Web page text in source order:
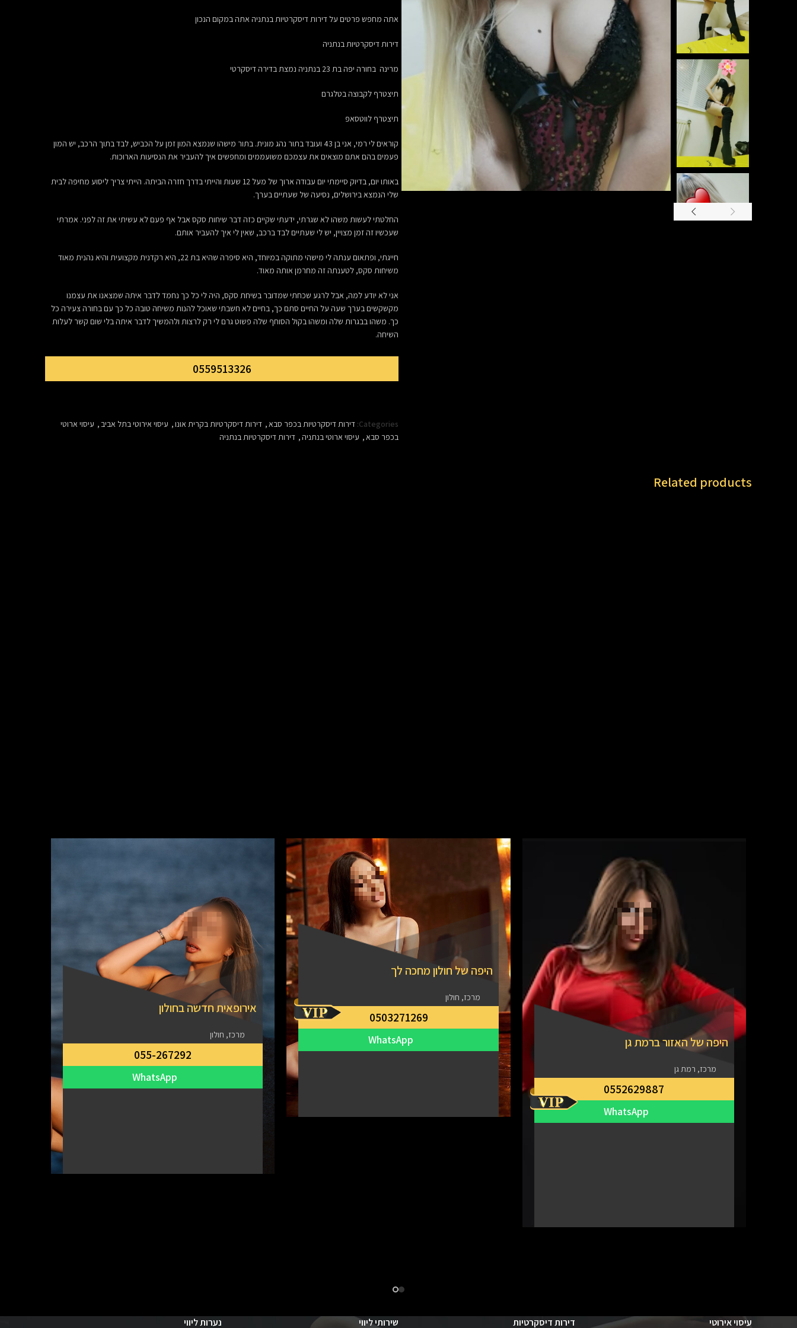
אתה מחפש פרטים על דירות דיסקרטיותבנתניה אתה במקום הנכון
דירות דיסקרטיות בנתניה
מרינה בחורה יפה בת 23 בנתניה נמצת בדירה דיסקרטי
תיצטרף לקבוצה בטלגרם
תיצטרף לווטסאפ
קוראים לי רמי, אני בן 43 ועובד בתור נהג מונית. בתור מישהו שנמצא המון זמן על הכביש, לבד בתוך הרכב, יש המון
פעמים בהם אתם מוצאים את עצמכם משועממים ומחפשים איך להעביר את הנסיעות הארוכות.
באותו יום, בדיוק סיימתי יום עבודה ארוך של מעל 12 שעות והייתי בדרך חזרה הביתה. הייתי צריך ליסוע מחיפה לבית
שלי הנמצא בירושלים, נסיעה של שעתיים בערך.
החלטתי לעשות משהו לא שגרתי, ידעתי שקיים כזה דבר שיחות סקס אבל אף פעם לא עשיתי את זה לפני. אמרתי
שעכשיו זה זמן מצויין, יש לי שעתיים לבד ברכב, שאין לי איך להעביר אותם.
חייגתי, ופתאום ענתה לי מישהי מתוקה במיוחד, היא סיפרה שהיא בת 22, היא רקדנית מקצועית והיא נהנית מאוד
משיחות סקס, לטענתה זה מחרמן אותה מאוד.
אני לא יודע למה, אבל לרגע שכחתי שמדובר בשיחת סקס, היה לי כל כך נחמד לדבר איתה שמצאנו את עצמנו
מקשקשים בערך שעה על החיים סתם כך, בחיים לא חשבתי שאוכל להנות משיחה טובה כל כך עם בחורה צעירה כל
כך. משהו בבגרות שלה ומשהו בקול הסוחף שלה פשוט גרם לי רק לרצות ולהמשיך לדבר איתה בלי שום קשר לעלות
השיחה.
0559513326
Categories: דירות דיסקרטיות בכפר סבא, דירות דיסקרטיות בקרית אונו, עיסוי אירוטי בתל אביב, עיסוי ארוטי
בכפר סבא, עיסוי ארוטי בנתניה, דירות דיסקרטיות בנתניה
Related products
היפה של האזור ברמת גן
מרכז, רמת גן
0552629887
היפה של חולון מחכה לך
מרכז, חולון
0503271269
אירופאית חדשה בחולון
מרכז, חולון
055-267292
עיסוי אירוטי דירות דיסקרטיות שירותי ליווי נערות ליווי